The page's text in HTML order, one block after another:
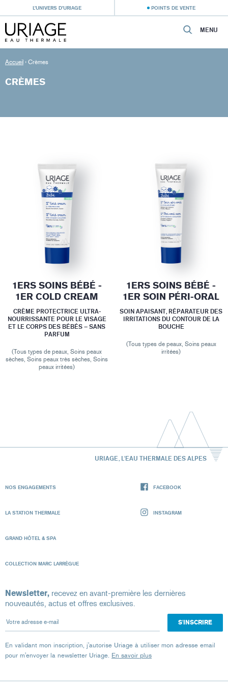
L’UNIVERS D’URIAGE POINTS DE VENTE
MENU
Accueil › Crèmes
CRÈMES
1ERS SOINS BÉBÉ -
1ER COLD CREAM
CRÈME PROTECTRICE ULTRA-
NOURRISSANTE POUR LE VISAGE
ET LE CORPS DES BÉBÉS – SANS
PARFUM
(Tous types de peaux, Soins peaux
sèches, Soins peaux très sèches, Soins
peaux irritées)
1ERS SOINS BÉBÉ -
1ER SOIN PÉRI-ORAL
SOIN APAISANT, RÉPARATEUR DES
IRRITATIONS DU CONTOUR DE LA
BOUCHE
(Tous types de peaux, Soins peaux
irritées)
URIAGE, L'EAU THERMALE DES ALPES
NOS ENGAGEMENTS
LA STATION THERMALE
GRAND HÔTEL & SPA
COLLECTION MARC LARRÈGUE
FACEBOOK
INSTAGRAM
Newsletter, recevez en avant-première les dernières
nouveautés, actus et offres exclusives.
Votre adresse e-mail
En validant mon inscription, j'autorise Uriage à utiliser mon adresse email
pour m'envoyer la newsletter Uriage. En savoir plus